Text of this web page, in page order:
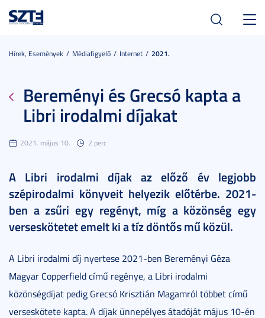
Hírek, Események Médiafigyelő Internet 2021.
Bereményi és Grecsó kapta a
Libri irodalmi díjakat
2021. május 10. 2 perc
A Libri irodalmi díjak az előző év legjobb
szépirodalmi könyveit helyezik előtérbe. 2021-
ben a zsűri egy regényt, míg a közönség egy
verseskötetet emelt ki a tíz döntős mű közül.
A Libri irodalmi díj nyertese 2021-ben Bereményi Géza
Magyar Copperfield című regénye, a Libri irodalmi
közönségdíjat pedig Grecsó Krisztián Magamról többet című
verseskötete kapta. A díjak ünnepélyes átadóját május 10-én